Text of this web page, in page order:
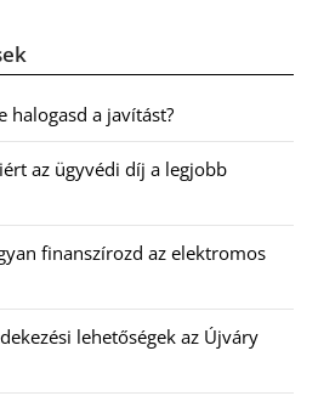
halogasd a javítást?
az ügyvédi díj a legjobb
finanszírozd az elektromos
lehetőségek az Újváry